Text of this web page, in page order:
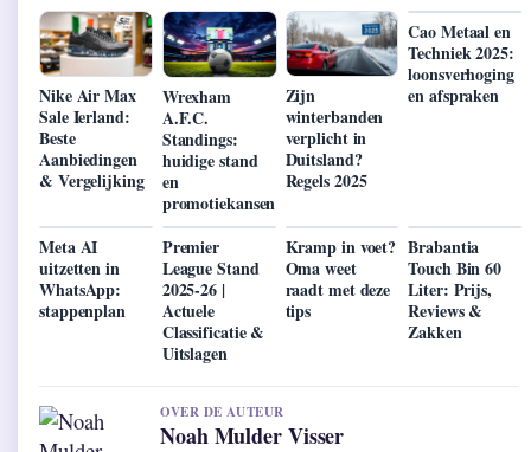
Nike Air Max
Sale Ierland:
Beste
Aanbiedingen
& Vergelijking
Wrexham
A.F.C.
Standings:
huidige stand
en
promotiekansen
Zijn
winterbanden
verplicht in
Duitsland?
Regels 2025
Cao Metaal en
Techniek 2025:
loonsverhoging
en afspraken
Meta AI
uitzetten in
WhatsApp:
stappenplan
Premier
League Stand
2025-26 |
Actuele
Classificatie &
Uitslagen
Kramp in voet?
Oma weet
raadt met deze
tips
Brabantia
Touch Bin 60
Liter: Prijs,
Reviews &
Zakken
OVER DE AUTEUR
Noah Mulder Visser